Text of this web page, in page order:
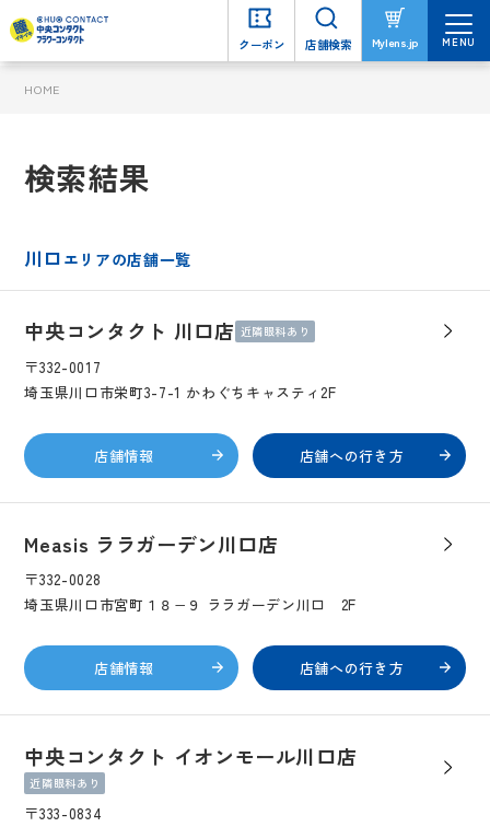
クーポン 店舗検索 Mylens.jp MENU
HOME
検索結果
川口 エリアの店舗一覧
中央コンタクト 川口店 近隣眼科あり
〒332-0017
埼玉県川口市栄町3-7-1 かわぐちキャスティ2F
店舗情報 店舗への行き方
Measis ララガーデン川口店
〒332-0028
埼玉県川口市宮町１８−９ ララガーデン川口 2F
店舗情報 店舗への行き方
中央コンタクト イオンモール川口店
近隣眼科あり
〒333-0834
クーポン 店舗検索 Mylens.jp MENU